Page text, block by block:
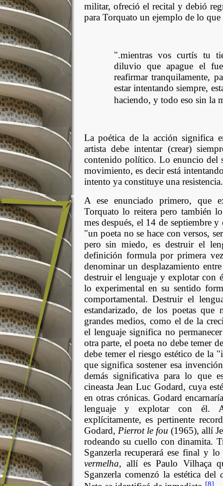
militar, ofreció el recital y debió
para Torquato un ejemplo de lo
".mientras vos curtís tu
diluvio que apague el
reafirmar tranquilamente,
estar intentando siempre,
haciendo, y todo eso sin la
La poética de la acción significa
artista debe intentar (crear)
contenido político. Lo enuncio del
movimiento, es decir está
intento ya constituye una
A ese enunciado primero, que
Torquato lo reitera pero también
mes después, el 14 de septiembre
"un poeta no se hace con versos,
pero sin miedo, es destruir el
definición formula por primera
denominar un desplazamiento
destruir el lenguaje y explotar con
lo experimental en su sentido
comportamental. Destruir el
estandarizado, de los poetas
grandes medios, como el de la
el lenguaje significa no
otra parte, el poeta no debe temer
debe temer el riesgo estético de la
que significa sostener esa
demás significativa para lo que
cineasta Jean Luc Godard, cuya
en otras crónicas. Godard
lenguaje y explotar con él.
explícitamente, es pertinente
Godard, Pierrot le fou (1965), allí
rodeando su cuello con dinamita.
Sganzerla recuperará ese final y
vermelha, allí es Paulo Vilhaça
Sganzerla comenzó la estética del
[8]